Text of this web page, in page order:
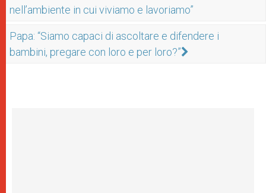
nell’ambiente in cui viviamo e lavoriamo”
Papa: “Siamo capaci di ascoltare e difendere i
bambini, pregare con loro e per loro?”